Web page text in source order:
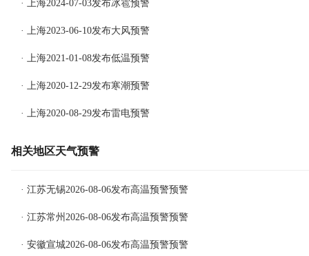
· 上海2024-07-03发布冰雹预警
· 上海2023-06-10发布大风预警
· 上海2021-01-08发布低温预警
· 上海2020-12-29发布寒潮预警
· 上海2020-08-29发布雷电预警
相关地区天气预警
· 江苏无锡2026-08-06发布高温预警预警
· 江苏常州2026-08-06发布高温预警预警
· 安徽宣城2026-08-06发布高温预警预警